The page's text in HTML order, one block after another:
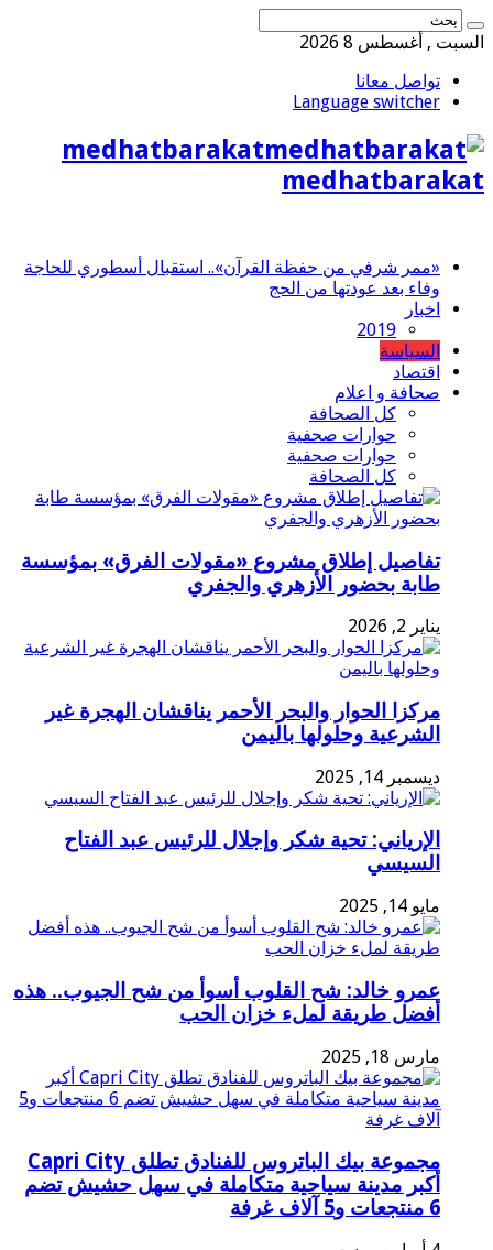
السبت , أغسطس 8 2026
تواصل معانا
Language switcher
medhatbarakat
medhatbarakat
«ممر شرفي من حفظة القرآن».. استقبال أسطوري للحاجة
وفاء بعد عودتها من الحج
اخبار
2019
السياسة
اقتصاد
صحافة و اعلام
كل الصحافة
حوارات صحفية
حوارات صحفية
كل الصحافة
تفاصيل إطلاق مشروع «مقولات الفرق» بمؤسسة
طابة بحضور الأزهري والجفري
يناير 2, 2026
مركزا الحوار والبحر الأحمر يناقشان الهجرة غير
الشرعية وحلولها باليمن
ديسمبر 14, 2025
الإرياني: تحية شكر وإجلال للرئيس عبد الفتاح
السيسي
مايو 14, 2025
عمرو خالد: شح القلوب أسوأ من شح الجيوب.. هذه
أفضل طريقة لملء خزان الحب
مارس 18, 2025
مجموعة بيك الباتروس للفنادق تطلق Capri City
أكبر مدينة سياحية متكاملة في سهل حشيش تضم
6 منتجعات و5 آلاف غرفة